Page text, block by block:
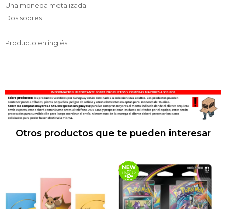
Una moneda metalizada
Dos sobres
Producto en inglés
Otros productos que te pueden interesar